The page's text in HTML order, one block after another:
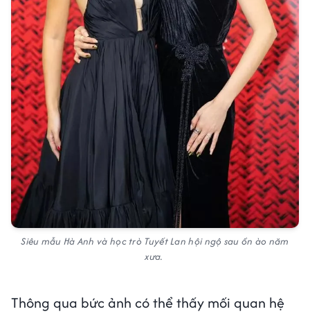
Siêu mẫu Hà Anh và học trò Tuyết Lan hội ngộ sau ồn ào năm
xưa.
Thông qua bức ảnh có thể thấy mối quan hệ